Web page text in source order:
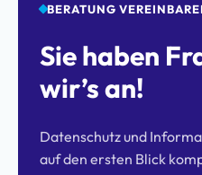
BERATUNG
Sie haben
wir’s an!
Datenschutz und
auf den ersten Blick